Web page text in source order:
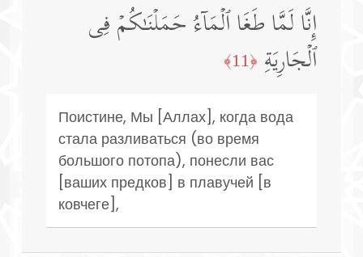
إِنَّا لَمَّا طَغَا ٱلۡمَاۤءُ حَمَلۡنَـٰكُمۡ فِی
ٱلۡجَارِیَةِ ﴿11﴾
Поистине, Мы [Аллах], когда вода
стала разливаться (во время
большого потопа), понесли вас
[ваших предков] в плавучей [в
ковчеге],